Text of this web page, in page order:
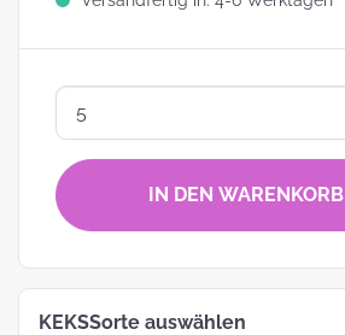
IN DEN WARENKORB
KEKSSorte auswählen